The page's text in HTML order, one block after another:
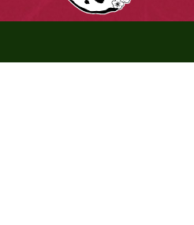
会員のお客様
メールアドレスとパスワード